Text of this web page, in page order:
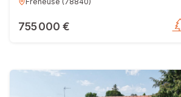
755 000 €